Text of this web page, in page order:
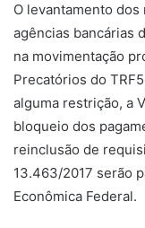
O levantamento
agências bancárias
na movimentação
Precatórios do
alguma restrição, a
bloqueio dos
reinclusão de
13.463/2017 serão
Econômica Federal.